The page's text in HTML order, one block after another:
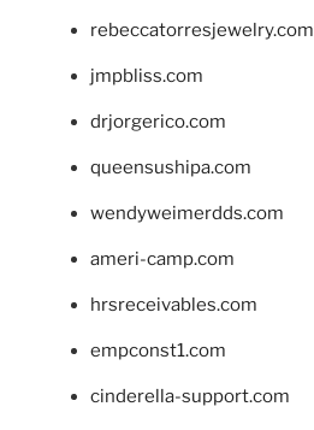
rebeccatorresjewelry.com
jmpbliss.com
drjorgerico.com
queensushipa.com
wendyweimerdds.com
ameri-camp.com
hrsreceivables.com
empconst1.com
cinderella-support.com